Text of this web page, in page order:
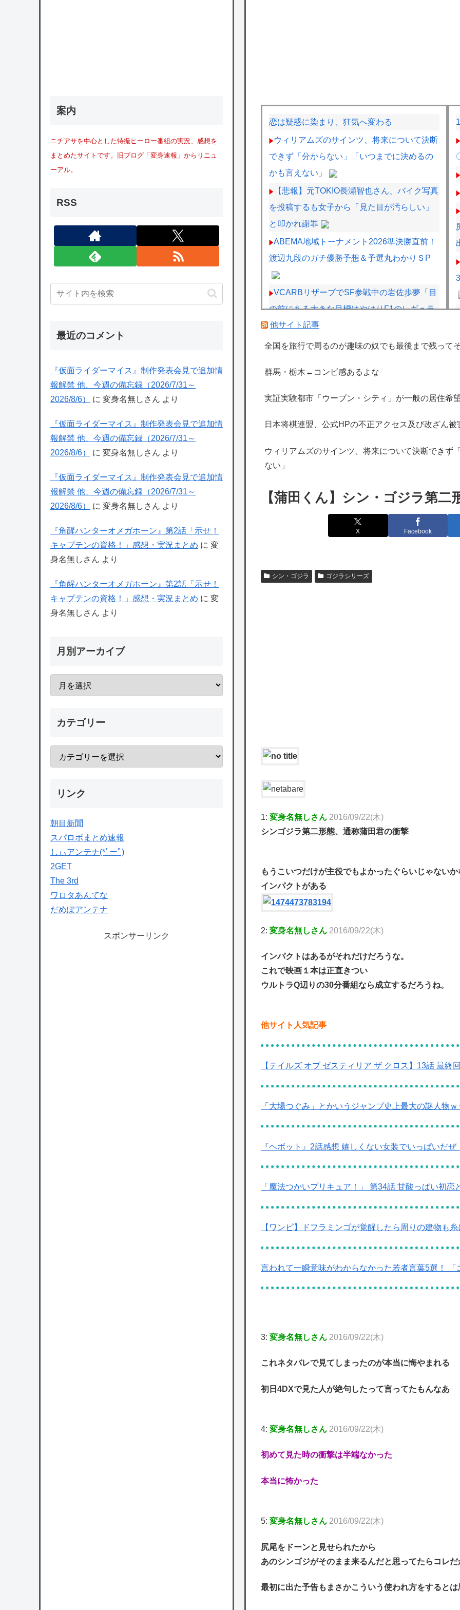
恋は疑惑に染まり、狂気へ変わる
ウィリアムズのサインツ、将来について決断
できず「分からない」「いつまでに決めるの
かも言えない」
【悲報】元TOKIO長瀬智也さん、バイク写真
を投稿するも女子から「見た目が汚らしい」
と叩かれ謝罪
ABEMA地域トーナメント2026準決勝直前！
渡辺九段のガチ優勝予想＆予選丸わかりＳP
VCARBリザーブでSF参戦中の岩佐歩夢「目
の前にある大きな目標はやはりF1のレギュラ
ーシート獲得」
【画像】今週の咲-Saki-、役満炸裂で大荒れ
【画像】山ガールさん、山でラーメンを食べ
たらおじさんに怒られるｗｗｗ
さん、ご尊顔が公開されるｗｗｗｗ
海外「日本は特別！」日本の地震支援を申し
出たあの親日経営者に海外が大騒ぎ
の為替介入再びで海外が大騒ぎ
韓国人「実は日本経済を支えて生かしている
のは韓国人である理由がこちら…」→「日本
海外「日本よ、お前がナンバーワンだ」 熊
ど
でやる隊はそれぞれどの位いるんだろうか特
Powered by livedoor 相互RSS
他サイト記事
全国を旅行で周るのが趣味の奴でも最後まで残って
群馬・栃木←コンビ感あるよな
実証実験都市「ウーブン・シティ」が一般の居住希
日本将棋連盟、公式HPの不正アクセス及び改ざん被
ウィリアムズのサインツ、将来について決断できず
ない」
【蒲田くん】シン・ゴジラ第二
X Facebook
シン・ゴジラ ゴジラシリーズ
1: 変身名無しさん 2016/09/22(木)
シンゴジラ第二形態、通称蒲田君の衝撃
もうこいつだけが主役でもよかったぐらいじゃないか
インパクトがある
2: 変身名無しさん 2016/09/22(木)
インパクトはあるがそれだけだろうな。
これで映画１本は正直きつい
ウルトラQ辺りの30分番組なら成立するだろうね。
他サイト人気記事
【テイルズ オブ ゼスティリア ザ クロス】13話 最終
「大場つぐみ」とかいうジャンプ史上最大の謎人物ｗ
『ヘボット』2話感想 嬉しくない女装でいっぱいだぜ
「魔法つかいプリキュア！」 第34話 甘酸っぱい初恋
【ワンピ】ドフラミンゴが覚醒したら周りの建物も
言われて一瞬意味がわからなかった若者言葉5選！ 「
3: 変身名無しさん 2016/09/22(木)
これネタバレで見てしまったのが本当に悔やまれる
初日4DXで見た人が絶句したって言ってたもんなあ
4: 変身名無しさん 2016/09/22(木)
初めて見た時の衝撃は半端なかった
本当に怖かった
5: 変身名無しさん 2016/09/22(木)
尻尾をドーンと見せられたから
あのシンゴジがそのまま来るんだと思ってたらコレ
最初に出た予告もまさかこういう使われ方をするとは
案内
ニチアサを中心とした特撮ヒーロー番組の実況、感想を
まとめたサイトです。旧ブログ「変身速報」からリニュ
ーアル。
RSS
最近のコメント
『仮面ライダーマイス』制作発表会見で追加情
報解禁 他、今週の備忘録（2026/7/31～
2026/8/6）
に 変身名無しさん より
『仮面ライダーマイス』制作発表会見で追加情
報解禁 他、今週の備忘録（2026/7/31～
2026/8/6）
に 変身名無しさん より
『仮面ライダーマイス』制作発表会見で追加情
報解禁 他、今週の備忘録（2026/7/31～
2026/8/6）
に 変身名無しさん より
『角醒ハンターオメガホーン』第2話「示せ！
キャプテンの資格！」感想・実況まとめ に 変
身名無しさん より
『角醒ハンターオメガホーン』第2話「示せ！
キャプテンの資格！」感想・実況まとめ に 変
身名無しさん より
月別アーカイブ
カテゴリー
リンク
朝目新聞
スパロボまとめ速報
しぃアンテナ(*ﾟーﾟ)
2GET
The 3rd
ワロタあんてな
だめぽアンテナ
スポンサーリンク